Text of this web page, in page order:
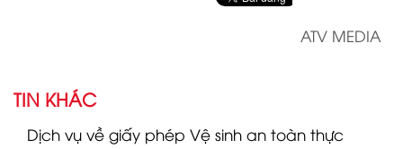
ATV MEDIA
TIN KHÁC
Dịch vụ về giấy phép Vệ sinh an toàn thực